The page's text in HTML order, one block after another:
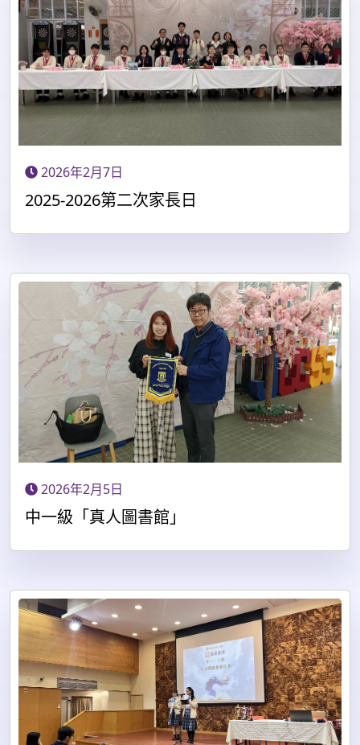
2026年2月7日
2025-2026第二次家長日
2026年2月5日
中一級「真人圖書館」